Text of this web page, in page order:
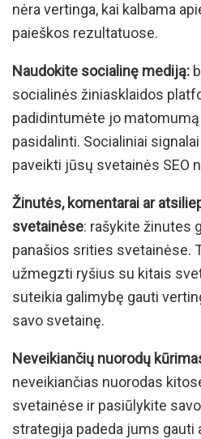
nėra vertinga, kai kalbama
paieškos rezultatuose.
Naudokite socialinę mediją:
socialinės žiniasklaidos
padidintumėte jo
pasidalinti. Socialiniai
paveikti jūsų svetainės SEO
Žinutės, komentarai ar
svetainėse: rašykite žinutes
panašios srities svetainėse.
užmegzti ryšius su kitais
suteikia galimybę gauti
savo svetainę.
Neveikiančių nuorodų
neveikiančias nuorodas
svetainėse ir pasiūlykite
strategija padeda jums gauti